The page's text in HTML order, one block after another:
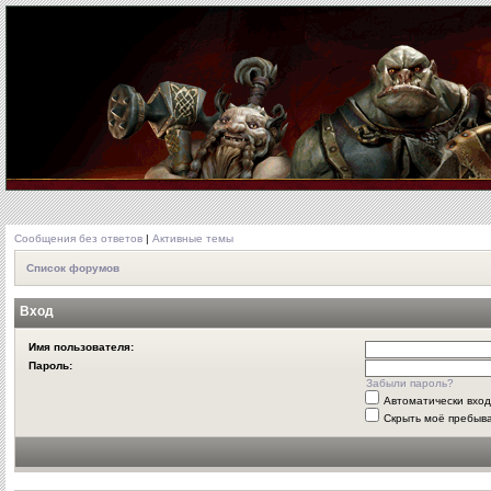
Сообщения без ответов | Активные темы
Список форумов
Вход
Имя пользователя:
Пароль:
Забыли пароль?
Автоматически
Скрыть моё